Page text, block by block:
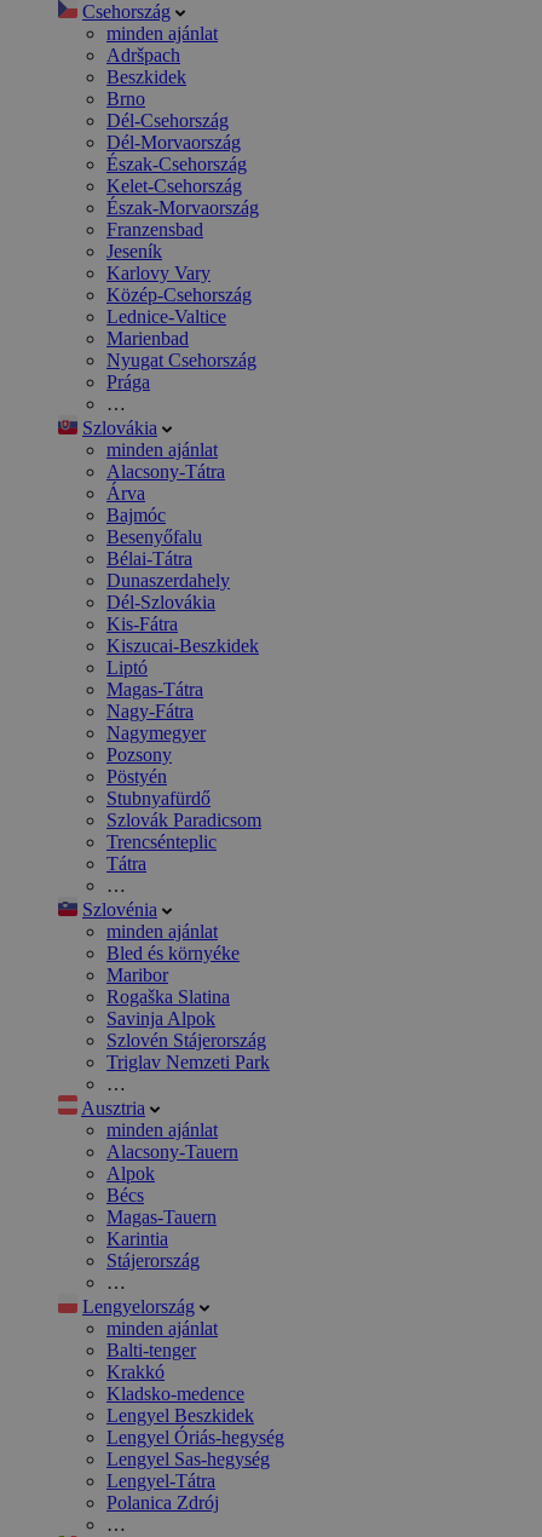
Csehország
minden ajánlat
Adršpach
Beszkidek
Brno
Dél-Csehország
Dél-Morvaország
Észak-Csehország
Kelet-Csehország
Észak-Morvaország
Franzensbad
Jeseník
Karlovy Vary
Közép-Csehország
Lednice-Valtice
Marienbad
Nyugat Csehország
Prága
…
Szlovákia
minden ajánlat
Alacsony-Tátra
Árva
Bajmóc
Besenyőfalu
Bélai-Tátra
Dunaszerdahely
Dél-Szlovákia
Kis-Fátra
Kiszucai-Beszkidek
Liptó
Magas-Tátra
Nagy-Fátra
Nagymegyer
Pozsony
Pöstyén
Stubnyafürdő
Szlovák Paradicsom
Trencsénteplic
Tátra
…
Szlovénia
minden ajánlat
Bled és környéke
Maribor
Rogaška Slatina
Savinja Alpok
Szlovén Stájerország
Triglav Nemzeti Park
…
Ausztria
minden ajánlat
Alacsony-Tauern
Alpok
Bécs
Magas-Tauern
Karintia
Stájerország
…
Lengyelország
minden ajánlat
Balti-tenger
Krakkó
Kladsko-medence
Lengyel Beszkidek
Lengyel Óriás-hegység
Lengyel Sas-hegység
Lengyel-Tátra
Polanica Zdrój
…